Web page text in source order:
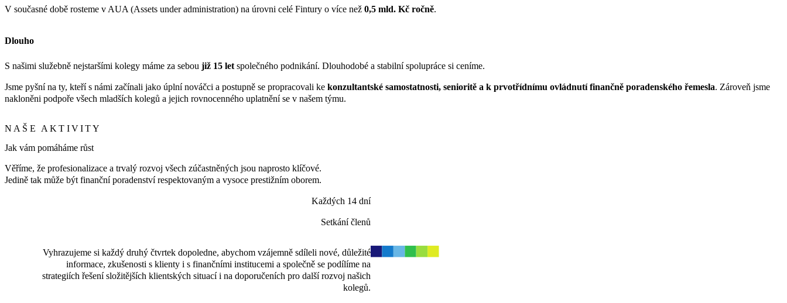
V současné době rosteme v AUA (Assets under administration) na úrovni celé Fintury o více než 0,5 mld. Kč ročně.
Dlouho
S našimi služebně nejstaršími kolegy máme za sebou již 15 let společného podnikání. Dlouhodobé a stabilní spolupráce si ceníme.
Jsme pyšní na ty, kteří s námi začínali jako úplní nováčci a postupně se propracovali ke konzultantské samostatnosti, senioritě a k prvotřídnímu ovládnutí finančně poradenského řemesla. Zároveň jsme
nakloněni podpoře všech mladších kolegů a jejich rovnocenného uplatnění se v našem týmu.
NAŠE AKTIVITY
Jak vám pomáháme růst
Věříme, že profesionalizace a trvalý rozvoj všech zúčastněných jsou naprosto klíčové.
Jedině tak může být finanční poradenství respektovaným a vysoce prestižním oborem.
Každých 14 dní
Setkání členů
Vyhrazujeme si každý druhý čtvrtek dopoledne, abychom vzájemně sdíleli nové, důležité
informace, zkušenosti s klienty i s finančními institucemi a společně se podílíme na
strategiích řešení složitějších klientských situací i na doporučeních pro další rozvoj našich
kolegů.